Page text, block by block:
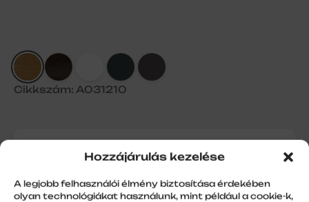
Hozzájárulás kezelése
A legjobb felhasználói élmény biztosítása érdekében
olyan technológiákat használunk, mint például a cookie-k,
Cikkszám: A031210
165/45 – renolit aranytölgy- külső